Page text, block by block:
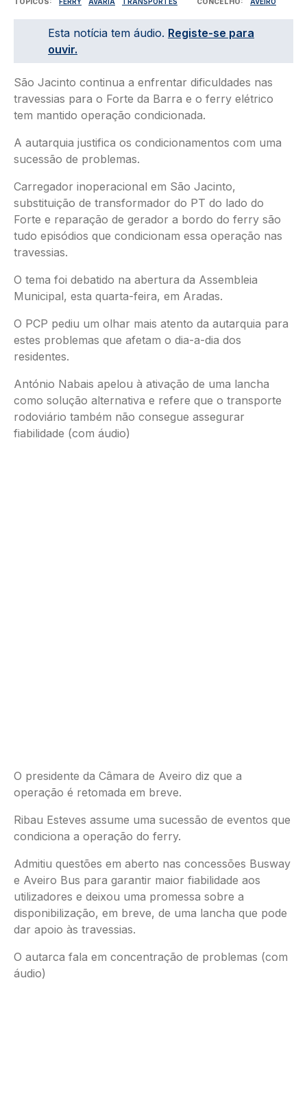
Esta notícia tem áudio. Registe-se para
ouvir.
São Jacinto continua a enfrentar dificuldades nas
travessias para o Forte da Barra e o ferry elétrico
tem mantido operação condicionada.
A autarquia justifica os condicionamentos com uma
sucessão de problemas.
Carregador inoperacional em São Jacinto,
substituição de transformador do PT do lado do
Forte e reparação de gerador a bordo do ferry são
tudo episódios que condicionam essa operação nas
travessias.
O tema foi debatido na abertura da Assembleia
Municipal, esta quarta-feira, em Aradas.
O PCP pediu um olhar mais atento da autarquia para
estes problemas que afetam o dia-a-dia dos
residentes.
António Nabais apelou à ativação de uma lancha
como solução alternativa e refere que o transporte
rodoviário também não consegue assegurar
fiabilidade (com áudio)
O presidente da Câmara de Aveiro diz que a
operação é retomada em breve.
Ribau Esteves assume uma sucessão de eventos que
condiciona a operação do ferry.
Admitiu questões em aberto nas concessões Busway
e Aveiro Bus para garantir maior fiabilidade aos
utilizadores e deixou uma promessa sobre a
disponibilização, em breve, de uma lancha que pode
dar apoio às travessias.
O autarca fala em concentração de problemas (com
áudio)